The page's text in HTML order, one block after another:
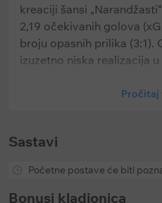
kreaciji šansi
2,19 očekivanih golova
broju opasnih prilika (3:1).
izuzetno niska realizacija
vrati samopouzdanje. Na
meč. U napadu će stručni
povrati formu posle
Pročitaj
Sastavi
Početne postave će biti
Bonusi kladionica